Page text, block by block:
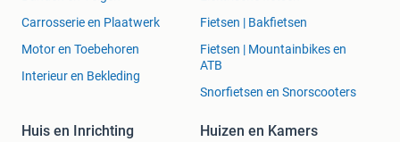
Carrosserie en Plaatwerk
Motor en Toebehoren
Interieur en Bekleding
Fietsen | Bakfietsen
Fietsen | Mountainbikes en
ATB
Snorfietsen en Snorscooters
Huis en Inrichting Huizen en Kamers